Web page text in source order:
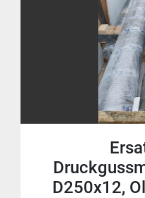
4 Stück
Säule
250mm,